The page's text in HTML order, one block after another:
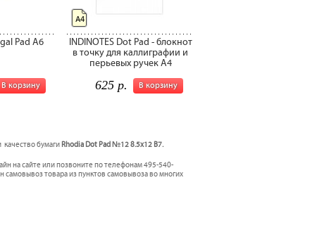
Pad A6
В корзину
INDINOTES Dot Pad - блокнот
в точку для каллиграфии и
перьевых ручек А4
В корзину
625 р.
А4
качество бумаги Rhodia Dot Pad №12 8.5x12 B7.
на сайте или позвоните по телефонам 495-540-
товара из пунктов самовывоза во многих